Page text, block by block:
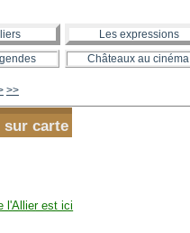
Les expressions
Châteaux au cinéma
>>
sur carte
l'Allier est ici